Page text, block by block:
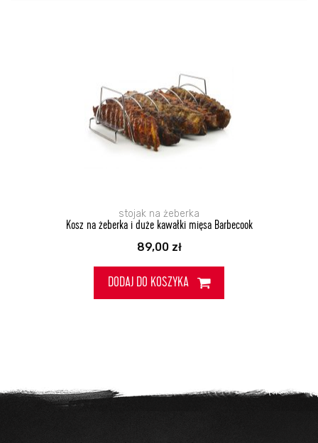
stojak na żeberka
Kosz na żeberka i duże kawałki mięsa Barbecook
89,00 zł
DODAJ DO KOSZYKA